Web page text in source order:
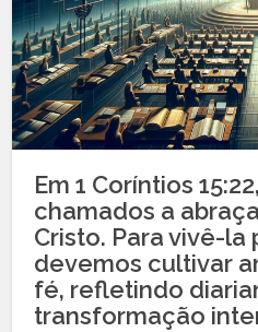
Em 1 Coríntios
chamados a
Cristo. Para vivê-la
devemos cultivar
fé, refletindo
transformação